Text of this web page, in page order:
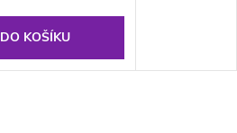
DO KOŠÍKU